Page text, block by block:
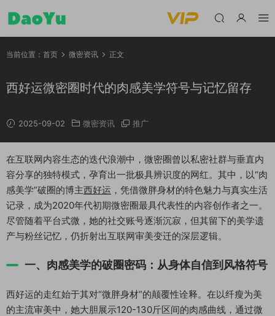
当前位置： 首页 微密资讯 正文
西好运微密圈时代的肉感美学符号与记忆留存
2025-09-02 微密资讯 推广
在互联网内容生态的迭代浪潮中，微密圈曾以私密社群与垂直内
容分享的独特模式，孕育出一批极具辨识度的网红。其中，以“肉
感美学”破圈的博主西好运 ，凭借微胖身材的特色魅力与真实生活
记录，成为2020年代初期微密圈最具代表性的内容创作者之一。
尽管随着平台式微，她的社交账号逐渐沉寂，但其留下的美学遗
产与粉丝记忆，仍折射出互联网审美变迁的深层逻辑。
一、肉感美学的破圈密码：从身体自信到风格符号
西好运的走红始于其对“微胖身材”的颠覆性诠释。在以纤瘦为美
的主流审美中，她大胆展示120-130斤区间的肉感曲线，通过微